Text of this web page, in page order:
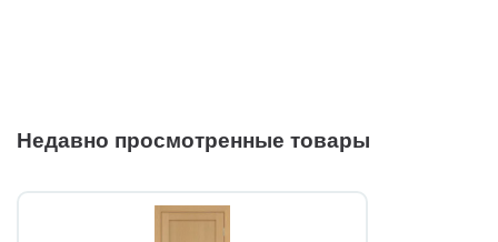
Недавно просмотренные товары